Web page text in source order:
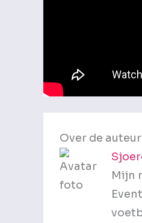
Over de auteur
Mijn